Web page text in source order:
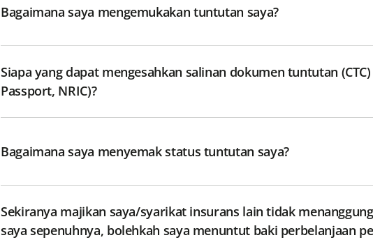
Bagaimana saya mengemukakan tuntutan saya?
Siapa yang dapat mengesahkan salinan dokumen tuntutan
Passport, NRIC)?
Bagaimana saya menyemak status tuntutan saya?
Sekiranya majikan saya/syarikat insurans lain tidak
saya sepenuhnya, bolehkah saya menuntut baki perbelanjaan perubatan di bawah sijil